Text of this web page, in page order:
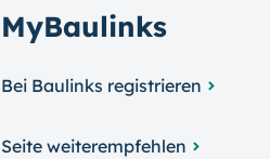
MyBaulinks
Bei Baulinks registrieren
Seite weiterempfehlen